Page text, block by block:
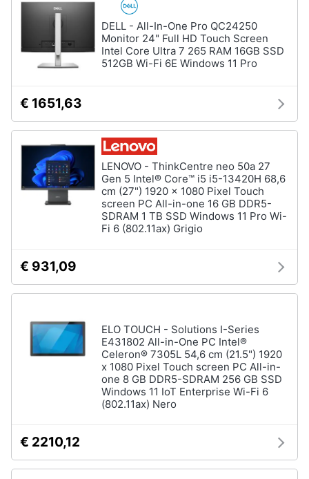
DELL - All-In-One Pro QC24250
Monitor 24" Full HD Touch Screen
Intel Core Ultra 7 265 RAM 16GB SSD
512GB Wi-Fi 6E Windows 11 Pro
€ 1651,63
LENOVO - ThinkCentre neo 50a 27
Gen 5 Intel® Core™ i5 i5-13420H 68,6
cm (27") 1920 x 1080 Pixel Touch
screen PC All-in-one 16 GB DDR5-
SDRAM 1 TB SSD Windows 11 Pro Wi-
Fi 6 (802.11ax) Grigio
€ 931,09
ELO TOUCH - Solutions I-Series
E431802 All-in-One PC Intel®
Celeron® 7305L 54,6 cm (21.5") 1920
x 1080 Pixel Touch screen PC All-in-
one 8 GB DDR5-SDRAM 256 GB SSD
Windows 11 IoT Enterprise Wi-Fi 6
(802.11ax) Nero
€ 2210,12